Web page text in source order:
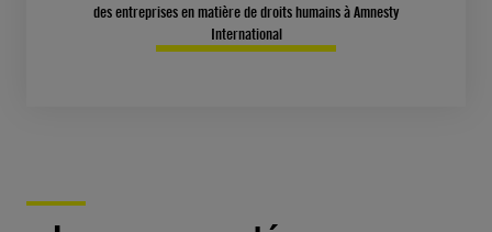
des entreprises en matière de droits humains à Amnesty
International